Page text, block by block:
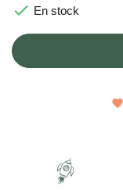
 En stock
favorite